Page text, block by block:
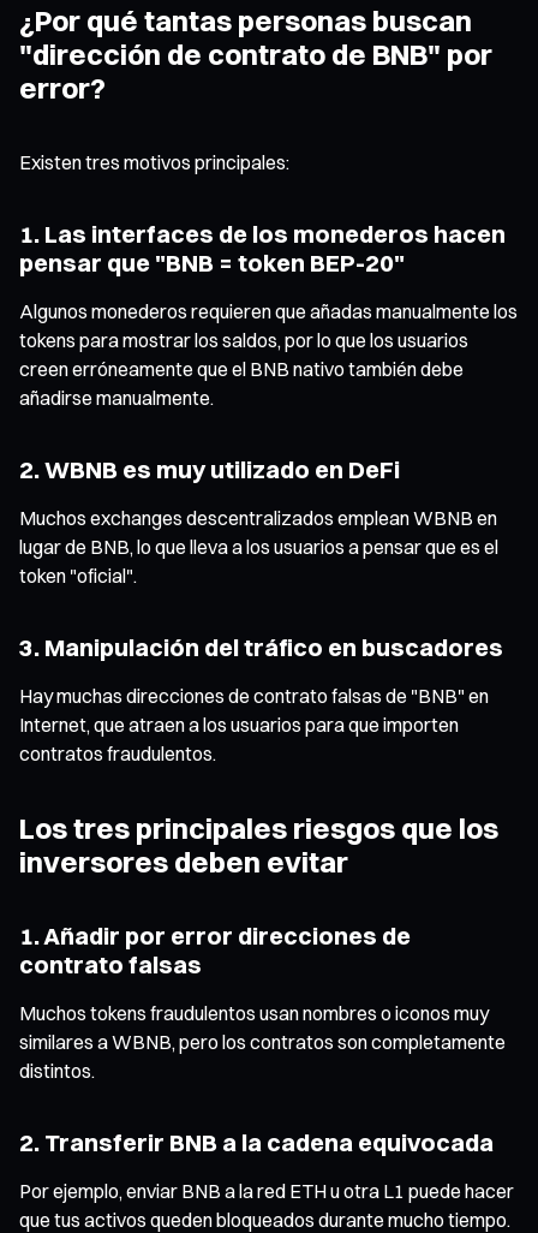
¿Por qué tantas personas buscan
"dirección de contrato de BNB" por
error?
Existen tres motivos principales:
1. Las interfaces de los monederos hacen
pensar que "BNB = token BEP-20"
Algunos monederos requieren que añadas manualmente los
tokens para mostrar los saldos, por lo que los usuarios
creen erróneamente que el BNB nativo también debe
añadirse manualmente.
2. WBNB es muy utilizado en DeFi
Muchos exchanges descentralizados emplean WBNB en
lugar de BNB, lo que lleva a los usuarios a pensar que es el
token "oficial".
3. Manipulación del tráfico en buscadores
Hay muchas direcciones de contrato falsas de "BNB" en
Internet, que atraen a los usuarios para que importen
contratos fraudulentos.
Los tres principales riesgos que los
inversores deben evitar
1. Añadir por error direcciones de
contrato falsas
Muchos tokens fraudulentos usan nombres o iconos muy
similares a WBNB, pero los contratos son completamente
distintos.
2. Transferir BNB a la cadena equivocada
Por ejemplo, enviar BNB a la red ETH u otra L1 puede hacer
que tus activos queden bloqueados durante mucho tiempo.